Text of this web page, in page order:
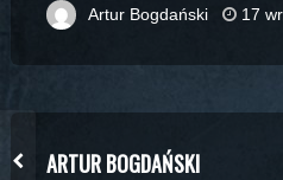
Artur Bogdański 17
ARTUR BOGDAŃSKI